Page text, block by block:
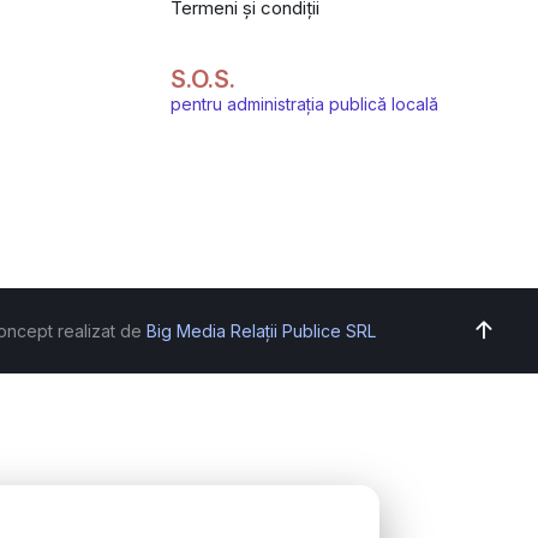
Termeni și condiții
S.O.S.
pentru administrația publică locală
realizat de Big Media Relații Publice SRL